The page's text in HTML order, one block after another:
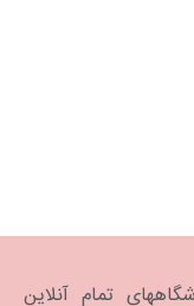
تمام آنلاین